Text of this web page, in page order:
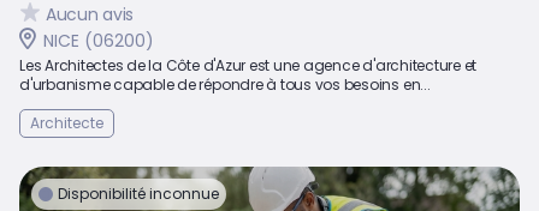
Aucun avis
NICE (06200)
Les Architectes de la Côte d'Azur est une agence d'architecture et
d'urbanisme capable de répondre à tous vos besoins en...
Architecte
Disponibilité inconnue